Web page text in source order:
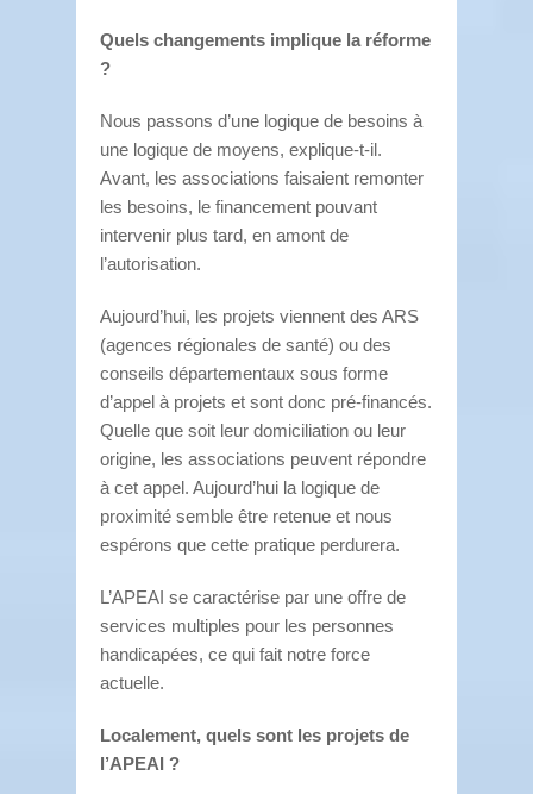
Quels changements implique la réforme
?
Nous passons d’une logique de besoins à
une logique de moyens, explique-t-il.
Avant, les associations faisaient remonter
les besoins, le financement pouvant
intervenir plus tard, en amont de
l’autorisation.
Aujourd’hui, les projets viennent des ARS
(agences régionales de santé) ou des
conseils départementaux sous forme
d’appel à projets et sont donc pré-financés.
Quelle que soit leur domiciliation ou leur
origine, les associations peuvent répondre
à cet appel. Aujourd’hui la logique de
proximité semble être retenue et nous
espérons que cette pratique perdurera.
L’APEAI se caractérise par une offre de
services multiples pour les personnes
handicapées, ce qui fait notre force
actuelle.
Localement, quels sont les projets de
l’APEAI ?